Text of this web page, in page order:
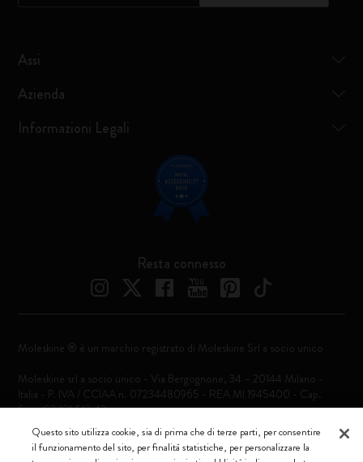
Assi
Azienda
Informazioni Legali
Resta connesso
Accettiamo
Moleskine ® è un marchio registrato di Moleskine Srl a socio unico
Moleskine srl a socio unico - Via Bergognone, 34 – 20144 Milano -
Italia - P. IVA / CCIAA n. 07234480965 - REA MI 1945400 - Cap.
Soc. €2.181.513,42
Questo sito utilizza cookie, sia di prima che di terze parti, per consentire
il funzionamento del sito, per finalità statistiche, per personalizzare la